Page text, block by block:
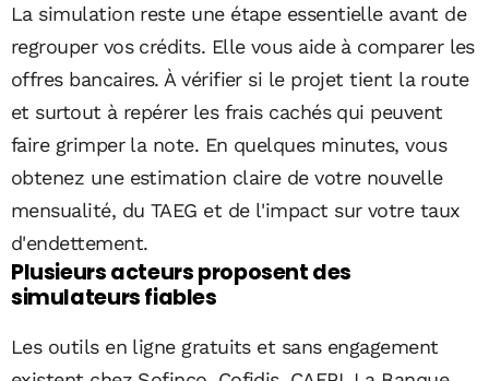
La simulation reste une étape essentielle avant de
regrouper vos crédits. Elle vous aide à comparer les
offres bancaires. À vérifier si le projet tient la route
et surtout à repérer les frais cachés qui peuvent
faire grimper la note. En quelques minutes, vous
obtenez une estimation claire de votre nouvelle
mensualité, du TAEG et de l'impact sur votre taux
d'endettement.
Plusieurs acteurs proposent des
simulateurs fiables
Les outils en ligne gratuits et sans engagement